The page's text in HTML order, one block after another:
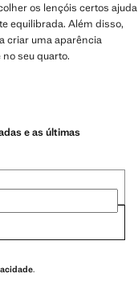
os lençóis certos ajuda
equilibrada. Além disso,
criar uma aparência
seu quarto.
e as últimas
.